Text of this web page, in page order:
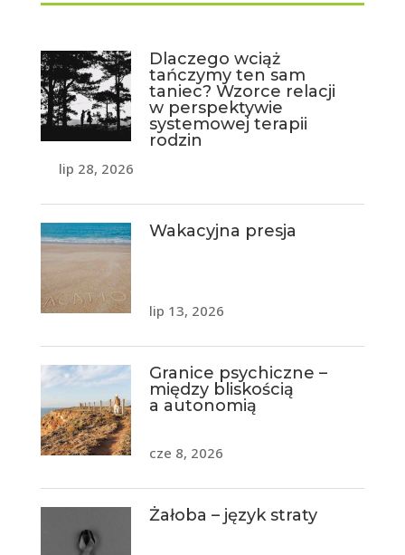
Dlaczego wciąż
tańczymy ten sam
taniec? Wzorce relacji
w perspektywie
systemowej terapii
rodzin
lip 28, 2026
Wakacyjna presja
lip 13, 2026
Granice psychiczne –
między bliskością
a autonomią
cze 8, 2026
Żałoba – język straty